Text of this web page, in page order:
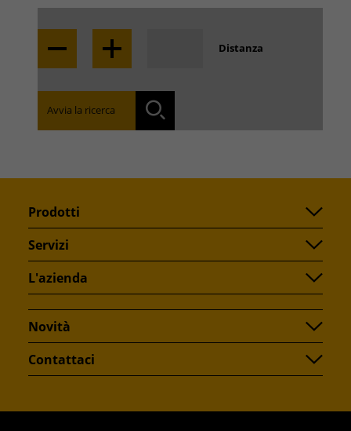
Distanza
Avvia la ricerca
Prodotti
Servizi
L'azienda
Novità
Contattaci